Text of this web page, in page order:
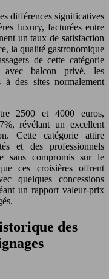
différences significatives
luxury, facturées entre
un taux de satisfaction
la qualité gastronomique
de cette catégorie
avec balcon privé, les
à des sites normalement
2500 et 4000 euros,
révélant un excellent
Cette catégorie attire
et des professionnels
sans compromis sur le
ces croisières offrent
quelques concessions
un rapport valeur-prix
des